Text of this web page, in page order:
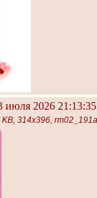
июля 2026 21:13:35
KB, 314x396,